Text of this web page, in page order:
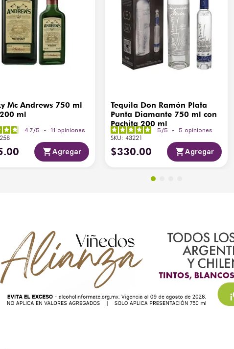
Mc Andrews 750 ml
ml
4.7/5 - 11 opiniones
.00 Agregar
Tequila Don Ramón Plata
Punta Diamante 750 ml con
Pachita 200 ml
5 /5 - 5 opiniones
SKU:43221
$330.00 Agregar